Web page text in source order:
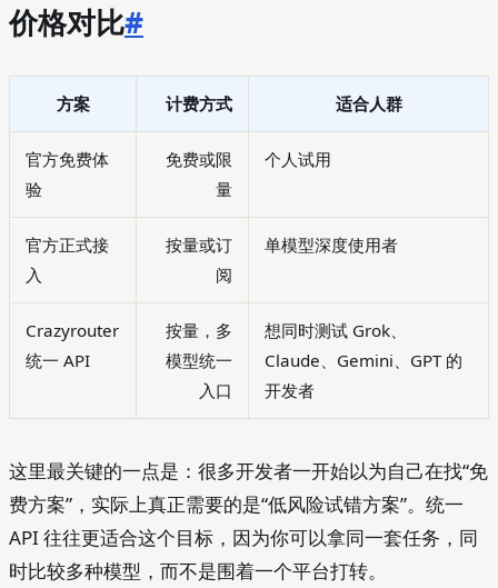
价格对比#
方案 计费方式 适合人群
官方免费体
验
免费或限
量
个人试用
官方正式接
入
按量或订
阅
单模型深度使用者
Crazyrouter
统一 API
按量，多
模型统一
入口
想同时测试 Grok、
Claude、Gemini、GPT 的
开发者
这里最关键的一点是：很多开发者一开始以为自己在找“免
费方案”，实际上真正需要的是“低风险试错方案”。统一
API 往往更适合这个目标，因为你可以拿同一套任务，同
时比较多种模型，而不是围着一个平台打转。